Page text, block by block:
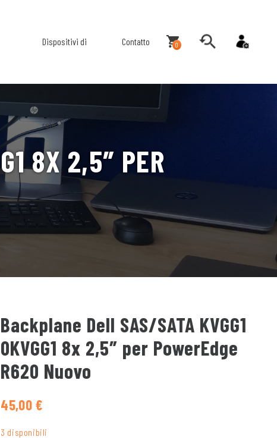
Dispositivi di
rete
Contatto 0
8X 2,5″ PER
Backplane Dell SAS/SATA KVGG1
0KVGG1 8x 2,5″ per PowerEdge
R620 Nuovo
45,00 €
3 disponibili